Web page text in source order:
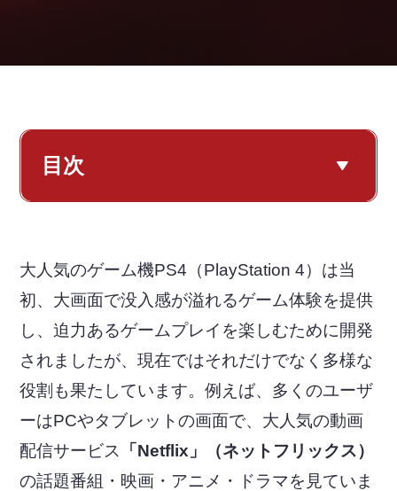
目次
大人気のゲーム機PS4（PlayStation 4）は当
初、大画面で没入感が溢れるゲーム体験を提供
し、迫力あるゲームプレイを楽しむために開発
されましたが、現在ではそれだけでなく多様な
役割も果たしています。例えば、多くのユーザ
ーはPCやタブレットの画面で、大人気の動画
配信サービス
「Netflix」（ネットフリックス）
の話題番組・映画・アニメ・ドラマを見ていま